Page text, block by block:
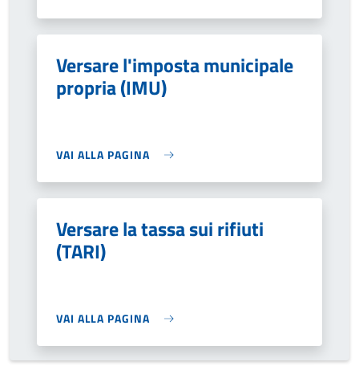
Versare l'imposta municipale
propria (IMU)
VAI ALLA PAGINA
Versare la tassa sui rifiuti
(TARI)
VAI ALLA PAGINA